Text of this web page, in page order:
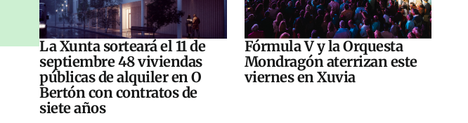
La Xunta sorteará el 11 de
septiembre 48 viviendas
públicas de alquiler en O
Bertón con contratos de
siete años
Fórmula V y la Orquesta
Mondragón aterrizan este
viernes en Xuvia